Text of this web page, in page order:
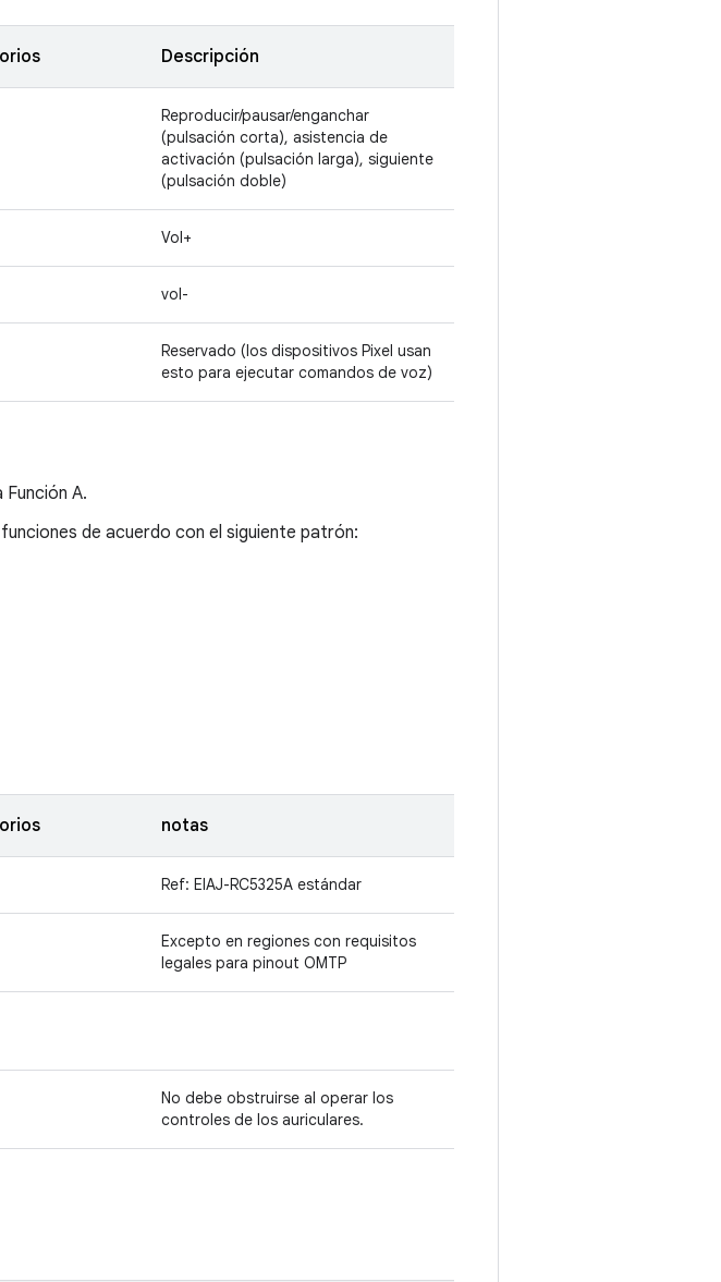
Descripción
Reproducir/pausar/enganchar
(pulsación corta), asistencia de
activación (pulsación larga), siguiente
(pulsación doble)
Vol+
vol-
Reservado (los dispositivos Pixel usan
esto para ejecutar comandos de voz)
A.
de acuerdo con el siguiente patrón:
notas
Ref: EIAJ-RC5325A estándar
Excepto en regiones con requisitos
legales para pinout OMTP
No debe obstruirse al operar los
controles de los auriculares.